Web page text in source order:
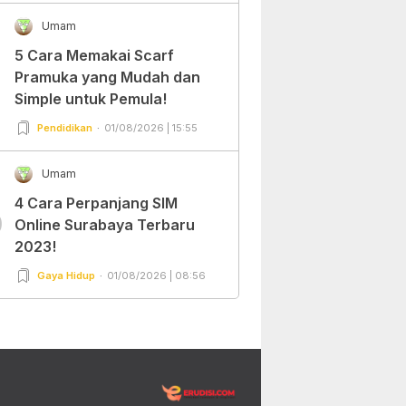
Umam
5 Cara Memakai Scarf
Pramuka yang Mudah dan
Simple untuk Pemula!
Pendidikan 01/08/2026 | 15:55
Umam
4 Cara Perpanjang SIM
Online Surabaya Terbaru
2023!
Gaya Hidup 01/08/2026 | 08:56